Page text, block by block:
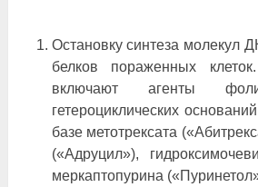
Остановку синтеза молекул
белков пораженных
включают агенты
гетероциклических
базе метотрексата
(«Адруцил»),
меркаптопурина